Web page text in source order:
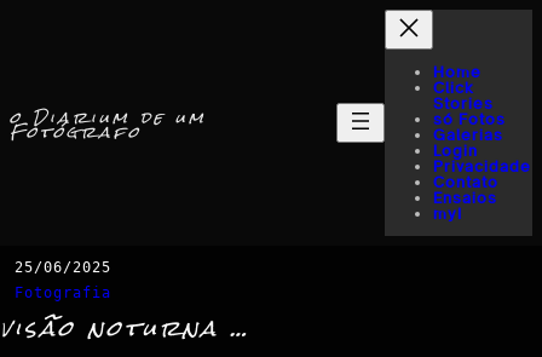
o Diarium de um
Fotógrafo
Home
Click
Stories
só Fotos
Galerias
Login
Privacidade
Contato
Ensaios
myI
25/06/2025
Fotografia
visão noturna …